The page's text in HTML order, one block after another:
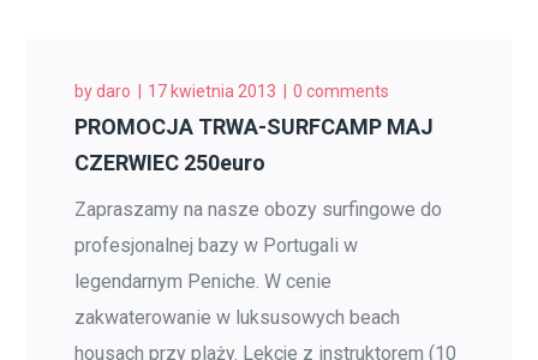
bydaro 17 kwietnia 2013 0 comments
PROMOCJA TRWA-SURFCAMP MAJ
CZERWIEC 250euro
Zapraszamy na nasze obozy surfingowe do
profesjonalnej bazy w Portugali w
legendarnym Peniche. W cenie
zakwaterowanie w luksusowych beach
housach przy plaży. Lekcje z instruktorem (10